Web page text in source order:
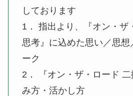
しております
1． 指出より、『オン・ザ
思考』に込めた思い／思想
ーク
2． 『オン・ザ・ロード
み方・活かし方